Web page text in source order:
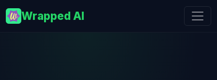
Wrapped AI